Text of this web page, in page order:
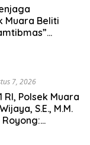
Muara Beliti
7, 2026
RI, Polsek Muara
S.E., M.M.
Warga Nyaman.